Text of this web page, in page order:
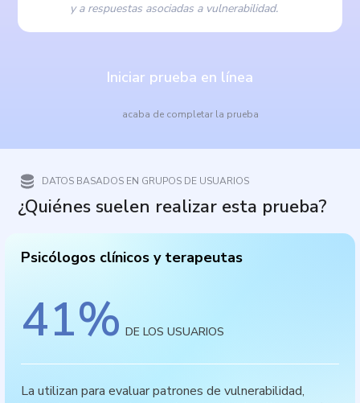
y a respuestas asociadas a vulnerabilidad.
Iniciar prueba en línea
acaba de completar la prueba
DATOS BASADOS EN GRUPOS DE USUARIOS
¿Quiénes suelen realizar esta prueba?
Psicólogos clínicos y terapeutas
41% DE LOS USUARIOS
La utilizan para evaluar patrones de vulnerabilidad,